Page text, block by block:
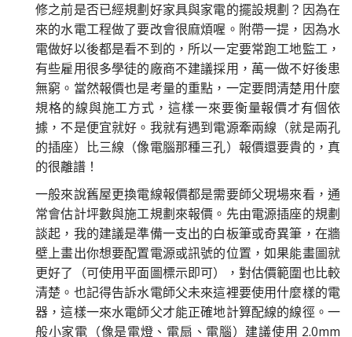
修之前是否已經規劃好家具與家電的擺設規劃？因為在
來的水電工程做了要改會很麻煩喔。附帶一提，因為水
電做好以後都是看不到的，所以一定要常跑工地監工，
有些雇用很多學徒的廠商不建議採用，萬一做不好後患
無窮。當然報價也是考量的重點，一定要問清楚用什麼
規格的線與施工方式，這樣一來要衡量報價才有個依
據，不是便宜就好。我就有遇到電源牽兩線（就是兩孔
的插座）比三線（像電腦那種三孔）報價還要貴的，真
的很離譜！
一般來說舊屋更換電線報價都是需要師父現場來看，通
常會估計坪數與施工規劃來報價。先由電源插座的規劃
談起，我的建議是準備一支出的白板筆或奇異筆，在牆
壁上畫出你想要配置電源或訊號的位置，如果能畫圖就
更好了（可使用平面圖標示即可），對估價範圍也比較
清楚。也記得告訴水電師父未來這裡要使用什麼樣的電
器，這樣一來水電師父才能正確地計算配線的線徑。一
般小家電（像是電燈、電扇、電腦）建議使用 2.0mm